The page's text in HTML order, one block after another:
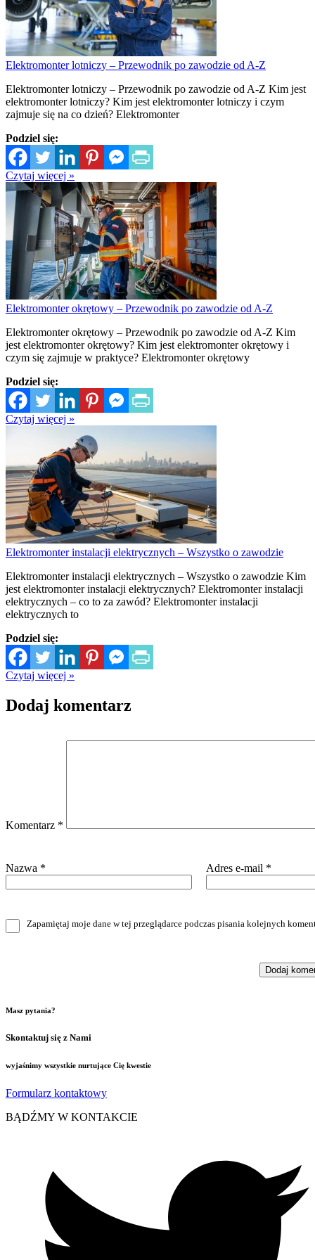
Elektromonter lotniczy – Przewodnik po zawodzie od A-Z
Elektromonter lotniczy – Przewodnik po zawodzie od A-Z Kim jest
elektromonter lotniczy? Kim jest elektromonter lotniczy i czym
zajmuje się na co dzień? Elektromonter
Podziel się:
Czytaj więcej »
Elektromonter okrętowy – Przewodnik po zawodzie od A-Z
Elektromonter okrętowy – Przewodnik po zawodzie od A-Z Kim
jest elektromonter okrętowy? Kim jest elektromonter okrętowy i
czym się zajmuje w praktyce? Elektromonter okrętowy
Podziel się:
Czytaj więcej »
Elektromonter instalacji elektrycznych – Wszystko o zawodzie
Elektromonter instalacji elektrycznych – Wszystko o zawodzie Kim
jest elektromonter instalacji elektrycznych? Elektromonter instalacji
elektrycznych – co to za zawód? Elektromonter instalacji
elektrycznych to
Podziel się:
Czytaj więcej »
Dodaj komentarz
Komentarz *
Nazwa * Adres e-mail *
Zapamiętaj moje dane w tej przeglądarce podczas pisania kolejnych
Masz pytania?
Skontaktuj się z Nami
wyjaśnimy wszystkie nurtujące Cię kwestie
Formularz kontaktowy
BĄDŹMY W KONTAKCIE